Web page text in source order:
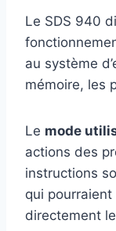
Le SDS 940
au système
mémoire, les
Le mode
actions des
instructions
qui
directement